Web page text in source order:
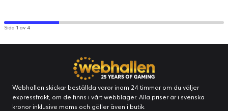
Sida 1 av 4
Webhallen skickar beställda varor inom 24 timmar om du väljer
expressfrakt, om de finns i vårt webblager. Alla priser är i svenska
kronor inklusive moms och gäller även i butik.